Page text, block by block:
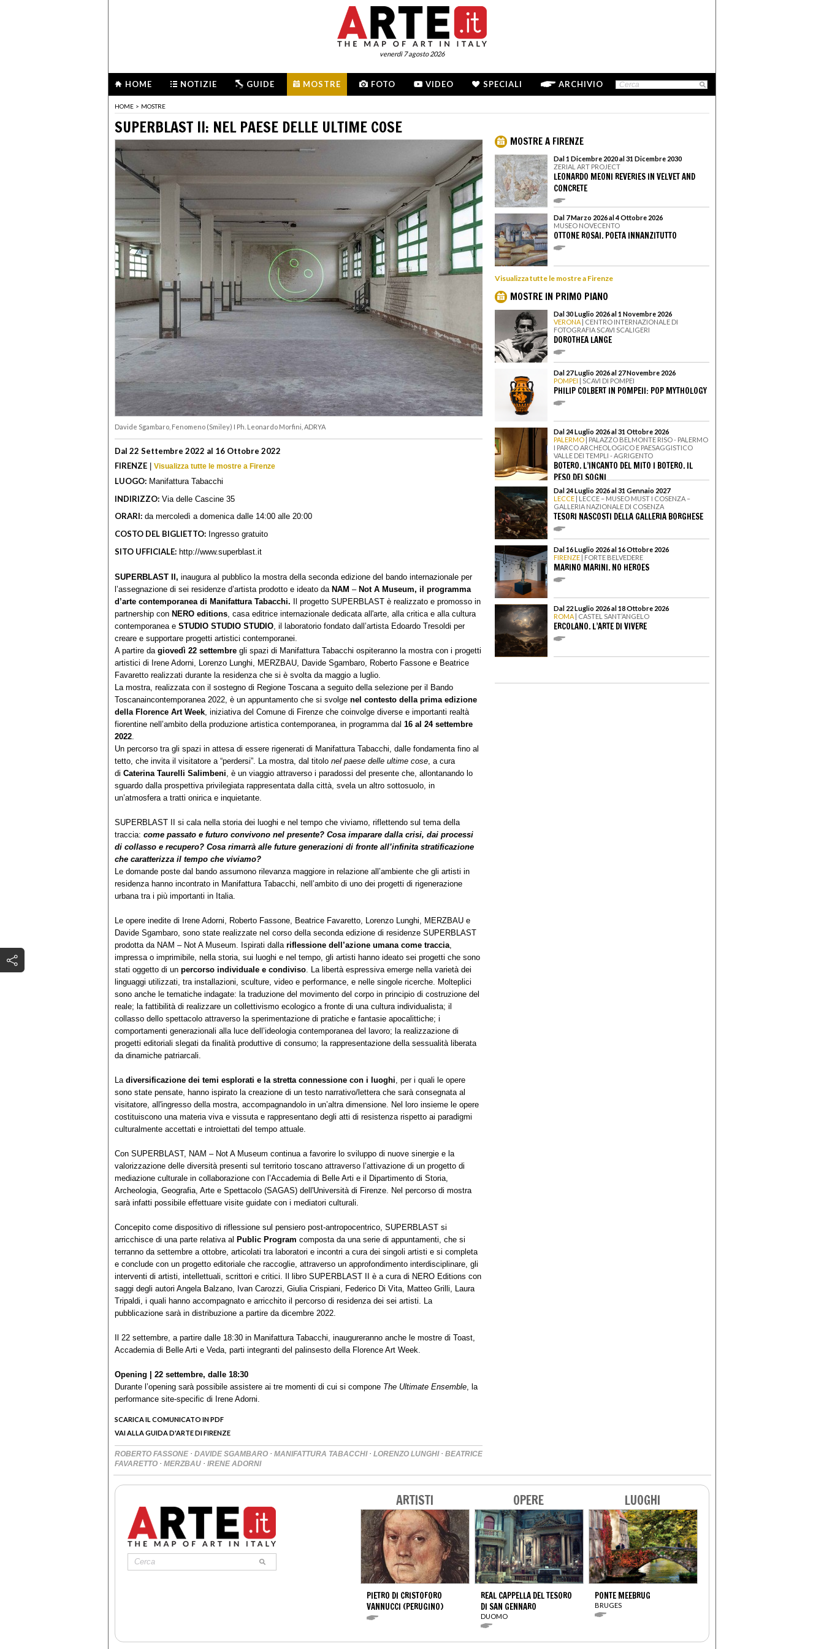
venerdì 7 agosto 2026
HOME NOTIZIE GUIDE MOSTRE FOTO VIDEO SPECIALI ARCHIVIO
HOME > MOSTRE
SUPERBLAST II: NEL PAESE DELLE ULTIME COSE
Davide Sgambaro, Fenomeno (Smiley) I Ph. Leonardo Morfini, ADRYA
Dal 22 Settembre 2022 al 16 Ottobre 2022
FIRENZE | Visualizza tutte le mostre a Firenze
LUOGO: Manifattura Tabacchi
INDIRIZZO: Via delle Cascine 35
ORARI: da mercoledì a domenica dalle 14:00 alle 20:00
COSTO DEL BIGLIETTO: Ingresso gratuito
SITO UFFICIALE: http://www.superblast.it
SUPERBLAST II, inaugura al pubblico la mostra della seconda edizione del bando internazionale per
l’assegnazione di sei residenze d’artista prodotto e ideato da NAM –Not A Museum, il programma
d’arte contemporanea di Manifattura Tabacchi. Il progetto SUPERBLAST è realizzato e promosso in
partnership con NERO editions , casa editrice internazionale dedicata all'arte, alla critica e alla cultura
contemporanea e STUDIO STUDIO STUDIO , il laboratorio fondato dall’artista Edoardo Tresoldi per
creare e supportare progetti artistici contemporanei.
A partire da giovedì 22 settembre gli spazi di Manifattura Tabacchi ospiteranno la mostra con i progetti
artistici di Irene Adorni, Lorenzo Lunghi, MERZBAU, Davide Sgambaro, Roberto Fassone e Beatrice
Favaretto realizzati durante la residenza che si è svolta da maggio a luglio.
La mostra, realizzata con il sostegno di Regione Toscana a seguito della selezione per il Bando
Toscanaincontemporanea 2022, è un appuntamento che si svolge nel contesto della prima edizione
della Florence Art Week , iniziativa del Comune di Firenze che coinvolge diverse e importanti realtà
fiorentine nell’ambito della produzione artistica contemporanea, in programma dal 16 al 24 settembre
2022
Un percorso tra gli spazi in attesa di essere rigenerati di Manifattura Tabacchi, dalle fondamenta fino al
tetto, che invita il visitatore a “perdersi”. La mostra, dal titolo nel paese delle ultime cose , a cura
di Caterina Taurelli Salimbeni , è un viaggio attraverso i paradossi del presente che, allontanando lo
sguardo dalla prospettiva privilegiata rappresentata dalla città, svela un altro sottosuolo, in
un’atmosfera a tratti onirica e inquietante.
SUPERBLAST II si cala nella storia dei luoghi e nel tempo che viviamo, riflettendo sul tema della
traccia: come passato e futuro convivono nel presente? Cosa imparare dalla crisi, dai processi
di collasso e recupero? Cosa rimarrà alle future generazioni di fronte all’infinita stratificazione
che caratterizza il tempo che viviamo?
Le domande poste dal bando assumono rilevanza maggiore in relazione all’ambiente che gli artisti in
residenza hanno incontrato in Manifattura Tabacchi, nell’ambito di uno dei progetti di rigenerazione
urbana tra i più importanti in Italia.
Le opere inedite di Irene Adorni, Roberto Fassone, Beatrice Favaretto, Lorenzo Lunghi, MERZBAU e
Davide Sgambaro, sono state realizzate nel corso della seconda edizione di residenze SUPERBLAST
prodotta da NAM – Not A Museum. Ispirati dalla riflessione dell’azione umana come traccia
impressa o imprimibile, nella storia, sui luoghi e nel tempo, gli artisti hanno ideato sei progetti che sono
stati oggetto di un percorso individuale e condiviso . La libertà espressiva emerge nella varietà dei
linguaggi utilizzati, tra installazioni, sculture, video e performance, e nelle singole ricerche. Molteplici
sono anche le tematiche indagate: la traduzione del movimento del corpo in principio di costruzione del
reale; la fattibilità di realizzare un collettivismo ecologico a fronte di una cultura individualista; il
collasso dello spettacolo attraverso la sperimentazione di pratiche e fantasie apocalittiche; i
comportamenti generazionali alla luce dell’ideologia contemporanea del lavoro; la realizzazione di
progetti editoriali slegati da finalità produttive di consumo; la rappresentazione della sessualità liberata
da dinamiche patriarcali.
La diversificazione dei temi esplorati e la stretta connessione con i luoghi , per i quali le opere
sono state pensate, hanno ispirato la creazione di un testo narrativo/lettera che sarà consegnata al
visitatore, all'ingresso della mostra, accompagnandolo in un’altra dimensione. Nel loro insieme le opere
costituiscono una materia viva e vissuta e rappresentano degli atti di resistenza rispetto ai paradigmi
culturalmente accettati e introiettati del tempo attuale.
Con SUPERBLAST, NAM – Not A Museum continua a favorire lo sviluppo di nuove sinergie e la
valorizzazione delle diversità presenti sul territorio toscano attraverso l’attivazione di un progetto di
mediazione culturale in collaborazione con l’Accademia di Belle Arti e il Dipartimento di Storia,
Archeologia, Geografia, Arte e Spettacolo (SAGAS) dell'Università di Firenze. Nel percorso di mostra
sarà infatti possibile effettuare visite guidate con i mediatori culturali.
Concepito come dispositivo di riflessione sul pensiero post-antropocentrico, SUPERBLAST si
arricchisce di una parte relativa al Public Program composta da una serie di appuntamenti, che si
terranno da settembre a ottobre, articolati tra laboratori e incontri a cura dei singoli artisti e si completa
e conclude con un progetto editoriale che raccoglie, attraverso un approfondimento interdisciplinare, gli
interventi di artisti, intellettuali, scrittori e critici. Il libro SUPERBLAST II è a cura di NERO Editions con
saggi degli autori Angela Balzano, Ivan Carozzi, Giulia Crispiani, Federico Di Vita, Matteo Grilli, Laura
Tripaldi, i quali hanno accompagnato e arricchito il percorso di residenza dei sei artisti. La
pubblicazione sarà in distribuzione a partire da dicembre 2022.
Il 22 settembre, a partire dalle 18:30 in Manifattura Tabacchi, inaugureranno anche le mostre di Toast,
Accademia di Belle Arti e Veda, parti integranti del palinsesto della Florence Art Week.
Opening | 22 settembre, dalle 18:30
Durante l’opening sarà possibile assistere ai tre momenti di cui si compone The Ultimate Ensemble , la
performance site-specific di Irene Adorni.
SCARICA IL COMUNICATO IN PDF
VAI ALLA GUIDA D'ARTE DI FIRENZE
ROBERTO FASSONE · DAVIDE SGAMBARO · MANIFATTURA TABACCHI · LORENZO LUNGHI · BEATRICE
FAVARETTO · MERZBAU · IRENE ADORNI
MOSTRE A FIRENZE
Dal 1 Dicembre 2020 al 31 Dicembre 2030
ZERIAL ART PROJECT
LEONARDO MEONI REVERIES IN VELVET AND
CONCRETE
Dal 7 Marzo 2026 al 4 Ottobre 2026
MUSEO NOVECENTO
OTTONE ROSAI. POETA INNANZITUTTO
Visualizza tutte le mostre a Firenze
MOSTRE IN PRIMO PIANO
Dal 30 Luglio 2026 al 1 Novembre 2026
VERONA | CENTRO INTERNAZIONALE DI
FOTOGRAFIA SCAVI SCALIGERI
DOROTHEA LANGE
Dal 27 Luglio 2026 al 27 Novembre 2026
POMPEI | SCAVI DI POMPEI
PHILIP COLBERT IN POMPEII: POP MYTHOLOGY
Dal 24 Luglio 2026 al 31 Ottobre 2026
PALERMO | PALAZZO BELMONTE RISO - PALERMO
I PARCO ARCHEOLOGICO E PAESAGGISTICO
VALLE DEI TEMPLI - AGRIGENTO
BOTERO. L’INCANTO DEL MITO I BOTERO. IL
PESO DEI SOGNI
Dal 24 Luglio 2026 al 31 Gennaio 2027
LECCE | LECCE – MUSEO MUST I COSENZA –
GALLERIA NAZIONALE DI COSENZA
TESORI NASCOSTI DELLA GALLERIA BORGHESE
Dal 16 Luglio 2026 al 16 Ottobre 2026
FIRENZE | FORTE BELVEDERE
MARINO MARINI. NO HEROES
Dal 22 Luglio 2026 al 18 Ottobre 2026
ROMA | CASTEL SANT’ANGELO
ERCOLANO. L’ARTE DI VIVERE
ARTISTI
PIETRO DI CRISTOFORO
VANNUCCI (PERUGINO)
OPERE
REAL CAPPELLA DEL TESORO
DI SAN GENNARO
DUOMO
LUOGHI
PONTE MEEBRUG
BRUGES